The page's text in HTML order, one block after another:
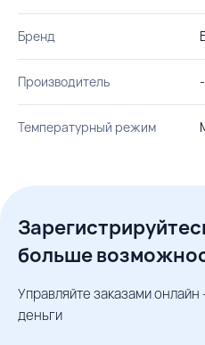
Бренд
Производитель -
Температурный режим
больше
Управляйте заказами
деньги